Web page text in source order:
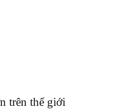
trên thế giới